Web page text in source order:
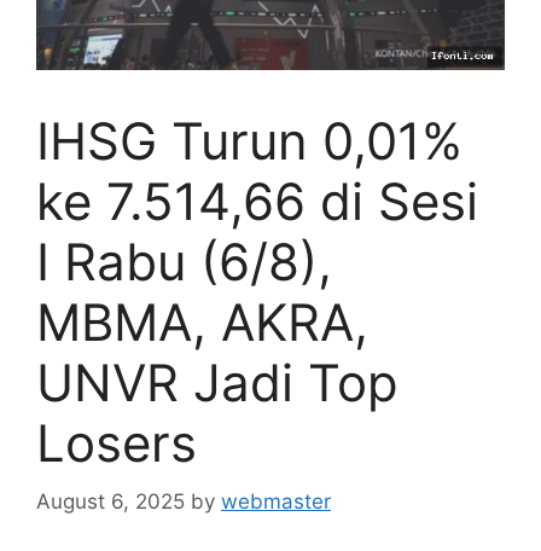
IHSG Turun 0,01%
ke 7.514,66 di Sesi
I Rabu (6/8),
MBMA, AKRA,
UNVR Jadi Top
Losers
August 6, 2025 by webmaster